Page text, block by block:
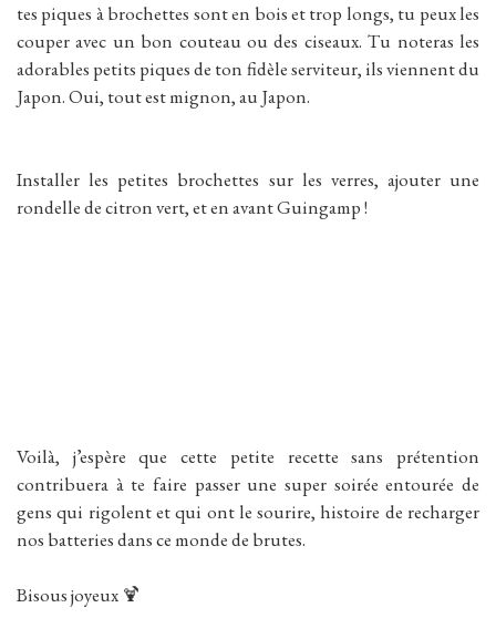
tes piques à brochettes sont en bois et trop longs, tu peux les
couper avec un bon couteau ou des ciseaux. Tu noteras les
adorables petits piques de ton fidèle serviteur, ils viennent du
Japon. Oui, tout est mignon, au Japon.
Installer les petites brochettes sur les verres, ajouter une
rondelle de citron vert, et en avant Guingamp !
Voilà, j’espère que cette petite recette sans prétention
contribuera à te faire passer une super soirée entourée de
gens qui rigolent et qui ont le sourire, histoire de recharger
nos batteries dans ce monde de brutes.
Bisous joyeux 🍹